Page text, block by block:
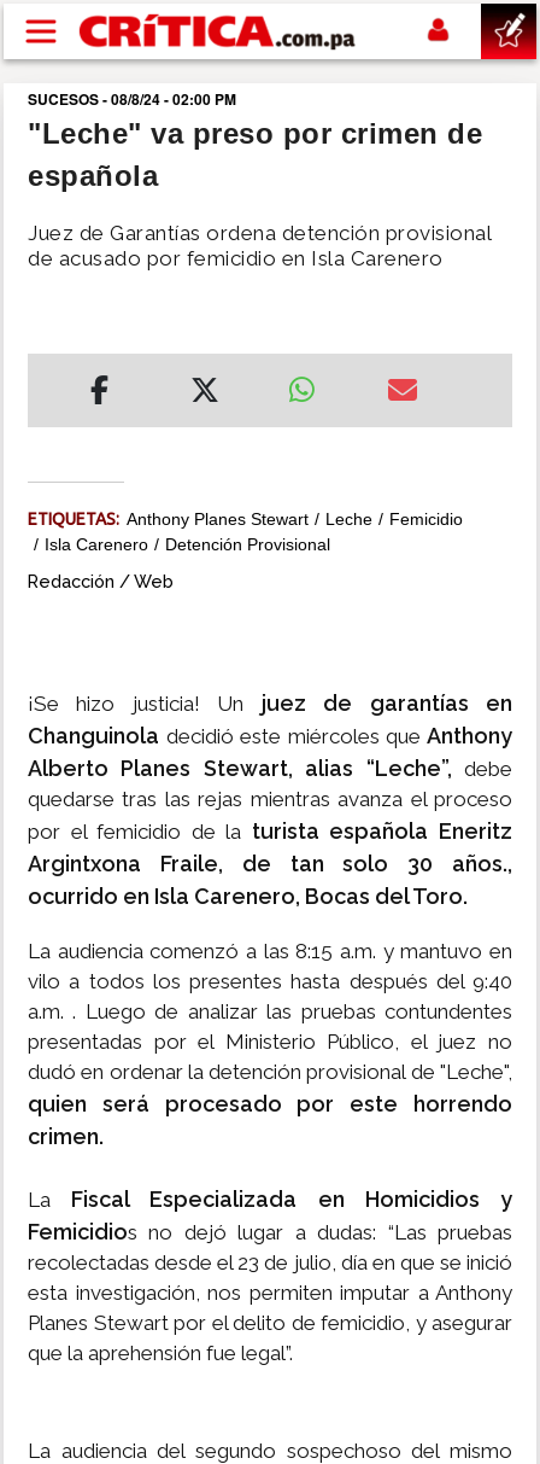
Pasar al contenido principal
buscar
SUCESOS
NACIONAL
MUNDO
INSÓLITAS
IMPRESO
SUCESOS - 08/8/24 - 02:00 PM
"Leche" va preso por crimen de
española
Juez de Garantías ordena detención provisional
de acusado por femicidio en Isla Carenero
ETIQUETAS: Anthony Planes Stewart Leche
Femicidio
Isla Carenero
Detención Provisional
Redacción / Web
¡Se hizo justicia! Un juez de garantías en
Changuinola decidió este miércoles que Anthony
Alberto Planes Stewart, alias “Leche”, debe
quedarse tras las rejas mientras avanza el proceso
por el femicidio de la turista española Eneritz
Argintxona Fraile, de tan solo 30 años.,
ocurrido en Isla Carenero, Bocas del Toro.
La audiencia comenzó a las 8:15 a.m. y mantuvo en
vilo a todos los presentes hasta después del 9:40
a.m. . Luego de analizar las pruebas contundentes
presentadas por el Ministerio Público, el juez no
dudó en ordenar la detención provisional de "Leche",
quien será procesado por este horrendo
crimen.
La Fiscal Especializada en Homicidios y
Femicidios no dejó lugar a dudas: “Las pruebas
recolectadas desde el 23 de julio, día en que se inició
esta investigación, nos permiten imputar a Anthony
Planes Stewart por el delito de femicidio, y asegurar
que la aprehensión fue legal”.
La audiencia del segundo sospechoso del mismo